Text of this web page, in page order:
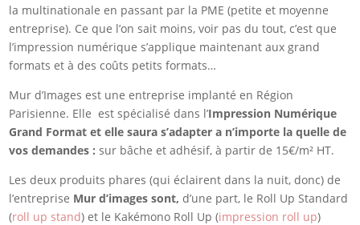
la multinationale en passant par la PME (petite et moyenne
entreprise). Ce que l’on sait moins, voir pas du tout, c’est que
l’impression numérique s’applique maintenant aux grand
formats et à des coûts petits formats…
Mur d’Images est une entreprise implanté en Région
Parisienne. Elle est spécialisé dans l’Impression Numérique
Grand Format et elle saura s’adapter a n’importe la quelle de
vos demandes :sur bâche et adhésif, à partir de 15€/m² HT.
Les deux produits phares (qui éclairent dans la nuit, donc) de
l’entreprise Mur d’images sont,d’une part, le Roll Up Standard
(roll up stand) et le Kakémono Roll Up (impression roll up)